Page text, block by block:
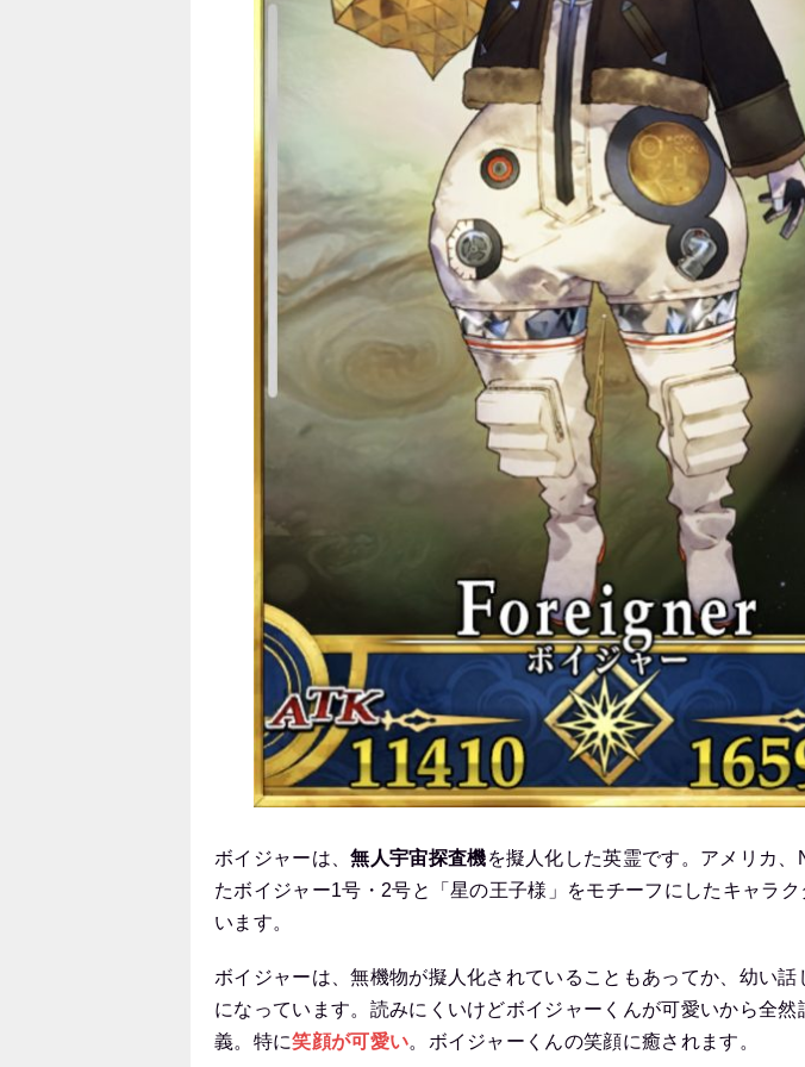
ボイジャーは、無人宇宙探査機を擬人化した英霊です。アメリカ
たボイジャー1号・2号と「星の王子様」をモチーフにしたキャラ
います。
ボイジャーは、無機物が擬人化されていることもあってか、幼い話
になっています。読みにくいけどボイジャーくんが可愛いから全然
義。特に笑顔が可愛い。ボイジャーくんの笑顔に癒されます。